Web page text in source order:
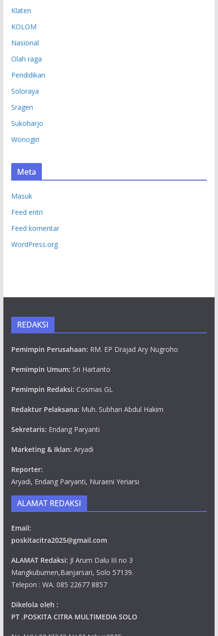
Klaten
KOLOM
Nasional
Olah raga
Pendidikan
Soloraya
Sragen
Sukoharjo
Wonogiri
Meta
Masuk
Feed entri
Feed komentar
WordPress.org
REDAKSI
Pemimpin Perusahaan: RM. EP Drajad Ary Nugroho
Pemimpin Umum: Sri Hartanto
Pemimpin Redaksi: Cosmas GL
Redaktur Pelaksana: Muh. Subhan Abdul Hakim
Sekretaris: Endang Paryanti
Marketing & Iklan: Aryadi
Reporter:
Aryadi, Endang Paryanti, Nuraeni Yeriarsi
ALAMAT REDAKSI
Email:
poskitacitra2025@gmail.com
ALAMAT Redaksi: Jl Arum Dalu III no 3
Mangkubumen,Banjarsari, Solo 57139.
Telepon : WA. 085 22677 8857
Dikelola oleh :
PT .POSKITA CITRA MULTIMEDIA SOLO